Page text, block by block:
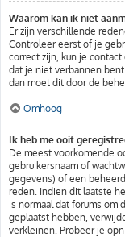
Waarom kan ik niet
Er zijn verschillende
Controleer eerst of je
correct zijn, kun je
dat je niet verbannen
dan moet dit door de
Omhoog
Ik heb me ooit
De meest voorkomende
gebruikersnaam of
gegevens) of een
reden. Indien dit laatste
is normaal dat forums om
geplaatst hebben,
verkleinen. Probeer je